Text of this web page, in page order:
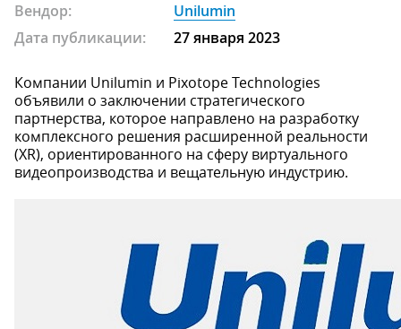
Вендор:
Unilumin
Дата публикации:
27 января 2023
Компании Unilumin и Pixotope Technologies
объявили о заключении стратегического
партнерства, которое направлено на разработку
комплексного решения расширенной реальности
(XR), ориентированного на сферу виртуального
видеопроизводства и вещательную индустрию.